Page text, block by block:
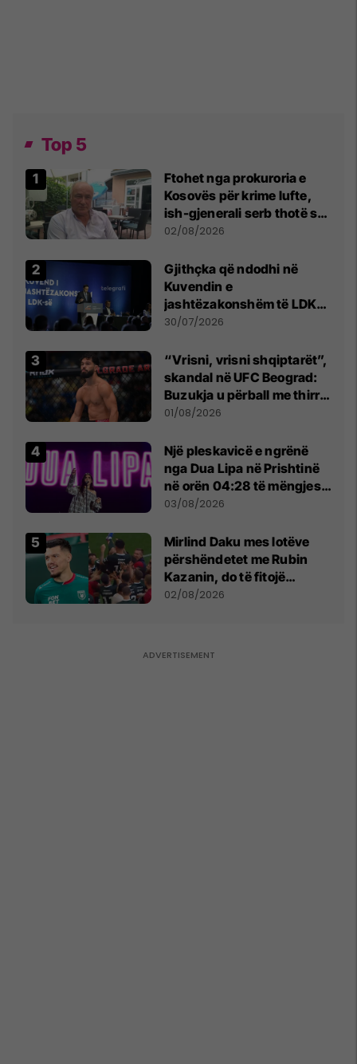
Top 5
Ftohet nga prokuroria e
Kosovës për krime lufte,
ish-gjenerali serb thotë se
dikush e tradhtoi në
02/08/2026
Gjithçka që ndodhi në
Kuvendin e
jashtëzakonshëm të LDK-
së
30/07/2026
“Vrisni, vrisni shqiptarët”,
skandal në UFC Beograd:
Buzukja u përball me thirrje
anti-shqiptare nga
01/08/2026
Një pleskavicë e ngrënë
nga Dua Lipa në Prishtinë
në orën 04:28 të mëngjesit
- dhe bota digjitale serbe
03/08/2026
Mirlind Daku mes lotëve
përshëndetet me Rubin
Kazanin, do të fitojë
miliona te Spartak Moska
02/08/2026